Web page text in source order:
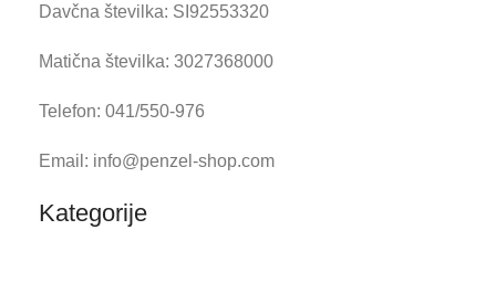
Davčna številka: SI92553320
Matična številka: 3027368000
Telefon: 041/550-976
Email: info@penzel-shop.com
Kategorije